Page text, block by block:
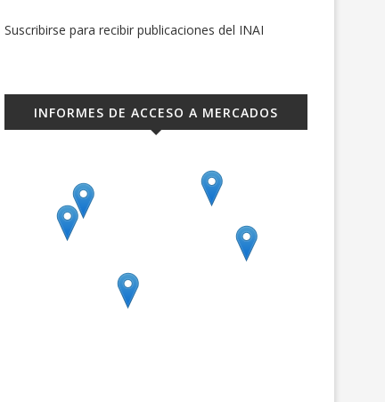
Suscribirse para recibir publicaciones del INAI
INFORMES DE ACCESO A MERCADOS